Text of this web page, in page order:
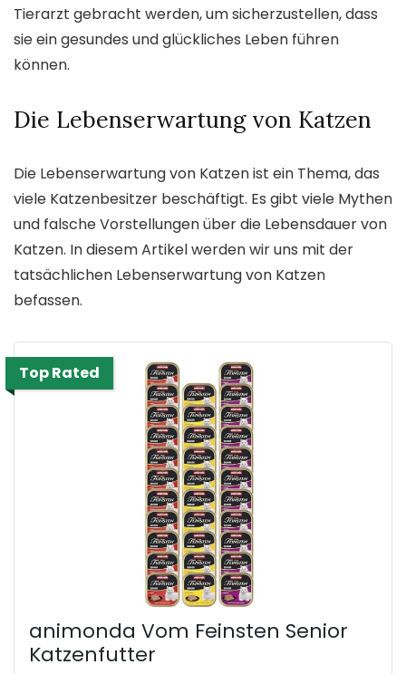
Tierarzt gebracht werden, um sicherzustellen, dass
sie ein gesundes und glückliches Leben führen
können.
Die Lebenserwartung von Katzen
Die Lebenserwartung von Katzen ist ein Thema, das
viele Katzenbesitzer beschäftigt. Es gibt viele Mythen
und falsche Vorstellungen über die Lebensdauer von
Katzen. In diesem Artikel werden wir uns mit der
tatsächlichen Lebenserwartung von Katzen
befassen.
Top Rated
animonda Vom Feinsten Senior
Katzenfutter